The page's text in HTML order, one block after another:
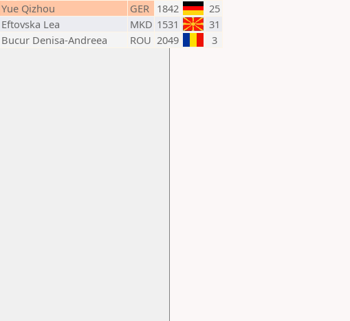
Yue Qizhou GER 1842
25
Eftovska Lea MKD 1531
31
Bucur Denisa-Andreea ROU 2049 3